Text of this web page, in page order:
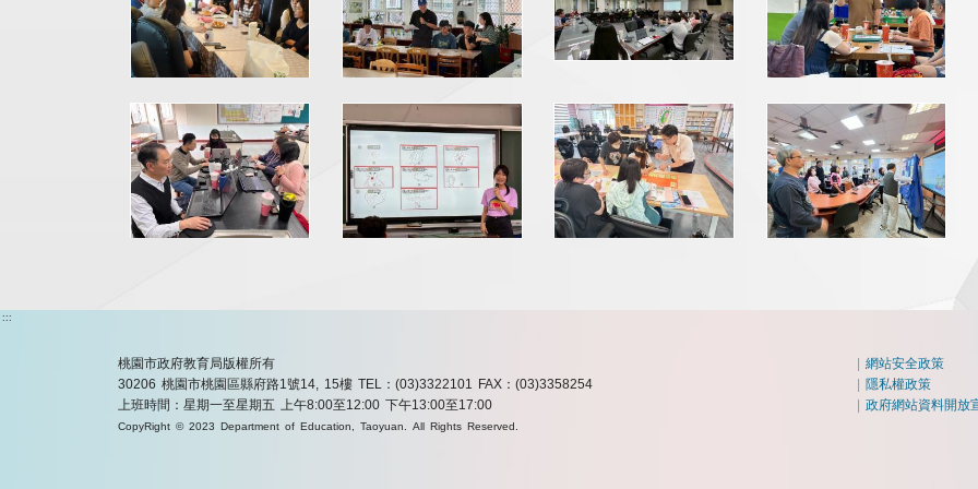
:::
桃園市政府教育局版權所有
30206 桃園市桃園區縣府路1號14, 15樓 TEL：(03)3322101 FAX：(03)3358254
上班時間：星期一至星期五 上午8:00至12:00 下午13:00至17:00
CopyRight © 2023 Department of Education, Taoyuan. All Rights Reserved.
|網站安全政策
|隱私權政策
|政府網站資料開放